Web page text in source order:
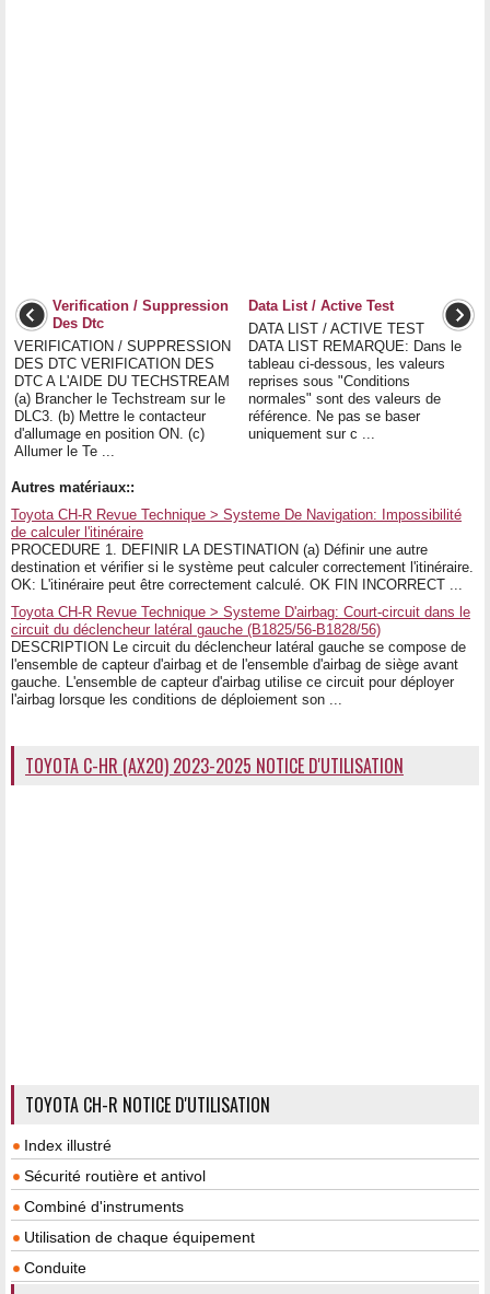
Verification / Suppression
Des Dtc
VERIFICATION / SUPPRESSION
DES DTC VERIFICATION DES
DTC A L'AIDE DU TECHSTREAM
(a) Brancher le Techstream sur le
DLC3. (b) Mettre le contacteur
d'allumage en position ON. (c)
Allumer le Te ...
Data List / Active Test
DATA LIST / ACTIVE TEST
DATA LIST REMARQUE: Dans le
tableau ci-dessous, les valeurs
reprises sous "Conditions
normales" sont des valeurs de
référence. Ne pas se baser
uniquement sur c ...
Autres matériaux::
Toyota CH-R Revue Technique > Systeme De Navigation: Impossibilité
de calculer l'itinéraire
PROCEDURE 1. DEFINIR LA DESTINATION (a) Définir une autre
destination et vérifier si le système peut calculer correctement l'itinéraire.
OK: L'itinéraire peut être correctement calculé. OK FIN INCORRECT ...
Toyota CH-R Revue Technique > Systeme D'airbag: Court-circuit dans le
circuit du déclencheur latéral gauche (B1825/56-B1828/56)
DESCRIPTION Le circuit du déclencheur latéral gauche se compose de
l'ensemble de capteur d'airbag et de l'ensemble d'airbag de siège avant
gauche. L'ensemble de capteur d'airbag utilise ce circuit pour déployer
l'airbag lorsque les conditions de déploiement son ...
TOYOTA C-HR (AX20) 2023-2025 NOTICE D'UTILISATION
TOYOTA CH-R NOTICE D'UTILISATION
Index illustré
Sécurité routière et antivol
Combiné d'instruments
Utilisation de chaque équipement
Conduite